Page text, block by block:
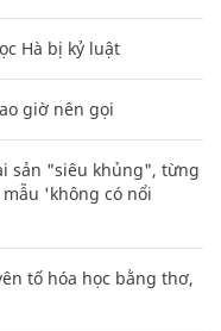
Hà bị kỷ luật
giờ nên gọi
sản "siêu khủng", từng
'không có nổi
tố hóa học bằng thơ,